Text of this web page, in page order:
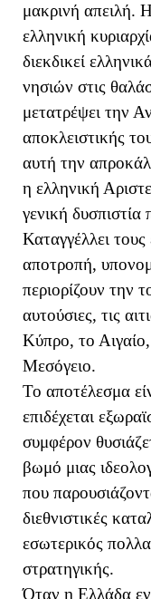
μακρινή απειλή.
ελληνική
διεκδικεί
νησιών στις
μετατρέψει την
αποκλειστικής
αυτή την
η ελληνική
γενική δυσπιστία
Καταγγέλλει
αποτροπή,
περιορίζουν την
αυτούσιες, τις
Κύπρο, το
Μεσόγειο.
Το αποτέλεσμα
επιδέχεται
συμφέρον
βωμό μιας
που
διεθνιστικές
εσωτερικός
στρατηγικής.
Όταν η Ελλάδα